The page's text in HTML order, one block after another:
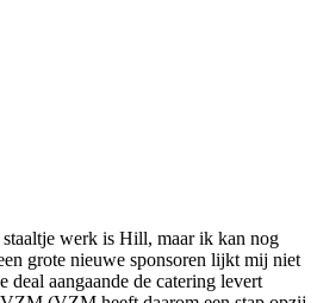
werk is Hill, maar ik kan nog
grote nieuwe sponsoren lijkt mij niet
deal aangaande de catering levert